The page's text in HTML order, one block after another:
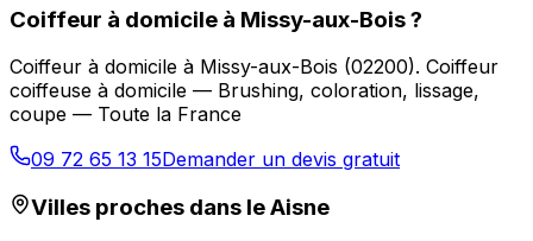
Coiffeur à domicile à Missy-aux-Bois?
Coiffeur à domicile à Missy-aux-Bois (02200). Coiffeur
coiffeuse à domicile — Brushing, coloration, lissage,
coupe — Toute la France
09 72 65 13 15Demander un devis gratuit
Villes proches dans leAisne